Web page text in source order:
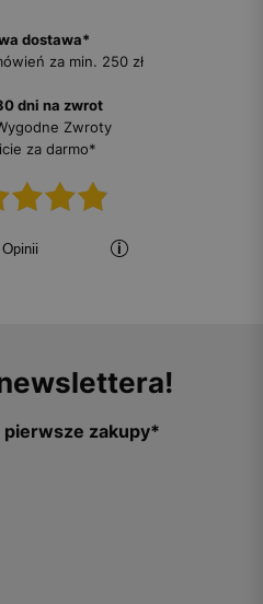
dostawa*
za min. 250 zł
dni na zwrot
Zwroty
za darmo*
opinii
pierwsze zakupy*